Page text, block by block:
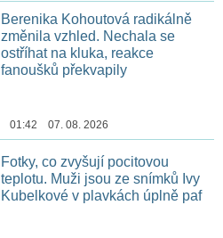
Berenika Kohoutová radikálně
změnila vzhled. Nechala se
ostříhat na kluka, reakce
fanoušků překvapily
01:42 07. 08. 2026
Fotky, co zvyšují pocitovou
teplotu. Muži jsou ze snímků Ivy
Kubelkové v plavkách úplně paf